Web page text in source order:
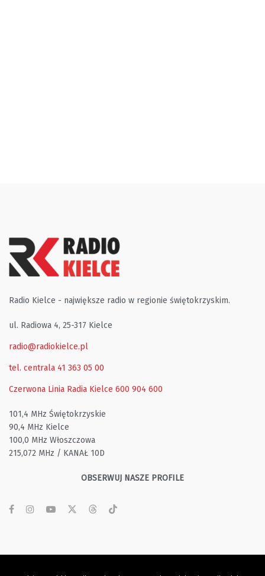
Radio Kielce - największe radio w regionie świętokrzyskim.
ul. Radiowa 4, 25-317 Kielce
radio@radiokielce.pl
tel. centrala 41 363 05 00
Czerwona Linia Radia Kielce 600 904 600
101,4 MHz Świętokrzyskie
90,4 MHz Kielce
100,0 MHz Włoszczowa
215,072 MHz / KANAŁ 10D
OBSERWUJ NASZE PROFILE